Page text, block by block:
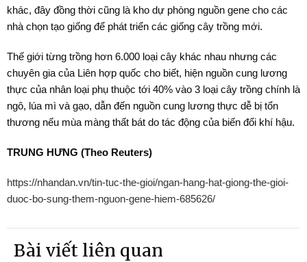
khác, đây đồng thời cũng là kho dự phòng nguồn gene cho các
nhà chọn tạo giống để phát triển các giống cây trồng mới.
Thế giới từng trồng hơn 6.000 loại cây khác nhau nhưng các
chuyên gia của Liên hợp quốc cho biết, hiện nguồn cung lương
thực của nhân loại phụ thuộc tới 40% vào 3 loại cây trồng chính là
ngô, lúa mì và gạo, dẫn đến nguồn cung lương thực dễ bị tổn
thương nếu mùa màng thất bát do tác động của biến đổi khí hậu.
TRUNG HƯNG (Theo Reuters)
https://nhandan.vn/tin-tuc-the-gioi/ngan-hang-hat-giong-the-gioi-
duoc-bo-sung-them-nguon-gene-hiem-685626/
Bài viết liên quan